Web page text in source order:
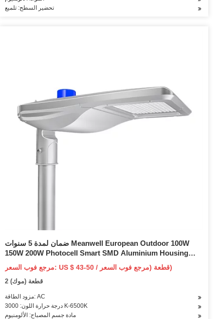
تحضير السطح: تلميع
ضمان لمدة 5 سنوات Meanwell European Outdoor 100W
150W 200W Photocell Smart SMD Aluminium Housing
LED Street Light
مرجع فوب السعر: US $ 43-50 / قطعة (مرجع فوب السعر)
2 قطعة (موك)
مزود الطاقة: AC
درجة حرارة اللون: 3000 K-6500K
مادة جسم المصباح: الألومنيوم